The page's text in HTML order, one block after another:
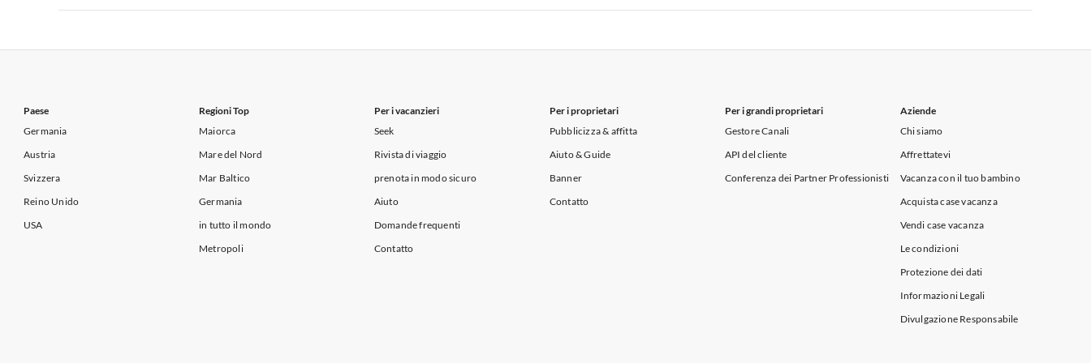
Appartamenti per Vacanze in Lago di Garda Appartamenti per Vacanze in Lago di Como
Paese
Germania
Austria
Svizzera
Reino Unido
USA
Regioni Top
Maiorca
Mare del Nord
Mar Baltico
Germania
in tutto il mondo
Metropoli
Per i vacanzieri
Seek
Rivista di viaggio
prenota in modo sicuro
Aiuto
Domande frequenti
Contatto
Per i proprietari
Pubblicizza & affitta
Aiuto & Guide
Banner
Contatto
Per i grandi proprietari
Gestore Canali
API del cliente
Conferenza dei Partner Professionisti
Aziende
Chi siamo
Affrettatevi
Vacanza con il tuo bambino
Acquista case vacanza
Vendi case vacanza
Le condizioni
Protezione dei dati
Informazioni Legali
Divulgazione Responsabile